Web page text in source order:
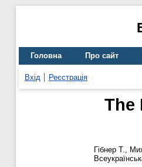
Головна Про сайт
Вхід Реєстрація
The
Гібнер Т.,